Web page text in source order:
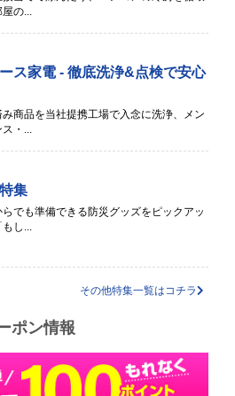
屋の...
ス家電 - 徹底洗浄&点検で安心
み商品を当社提携工場で入念に洗浄、メン
・...
集
らでも準備できる防災グッズをピックアッ
もし...
その他特集一覧はコチラ
ポン情報